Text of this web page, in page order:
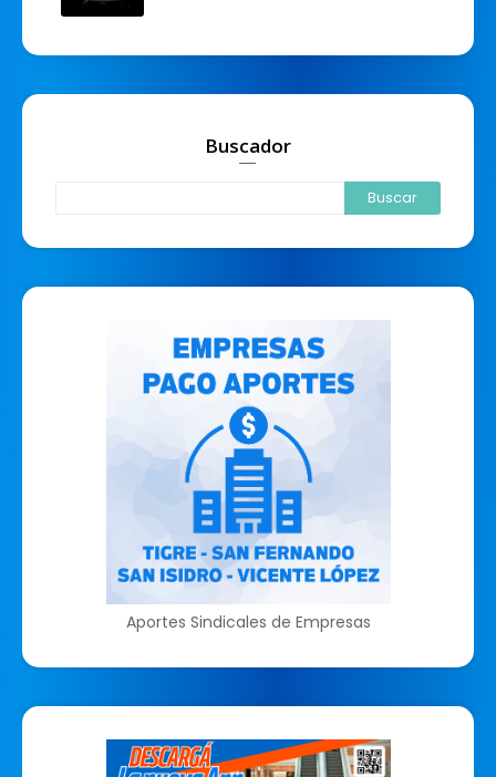
Buscador
Aportes Sindicales de Empresas